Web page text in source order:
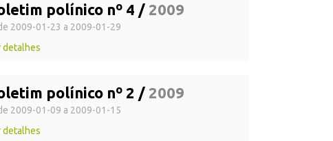
polínico nº 4 / 2009
2009-01-23 a 2009-01-29
detalhes
polínico nº 2 / 2009
2009-01-09 a 2009-01-15
detalhes